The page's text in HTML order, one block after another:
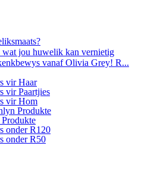
wat jou huwelik kan vernietig
vanaf Olivia Grey! R...
vir Haar
vir Paartjies
vir Hom
Produkte
onder R120
onder R50